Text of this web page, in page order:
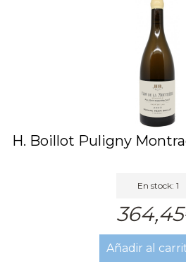
H. Boillot Puligny
En stock: 1
Añadir al